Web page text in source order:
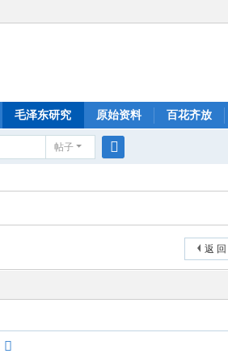
毛泽东研究 原始资料 百花齐放
帖子
索
返 回